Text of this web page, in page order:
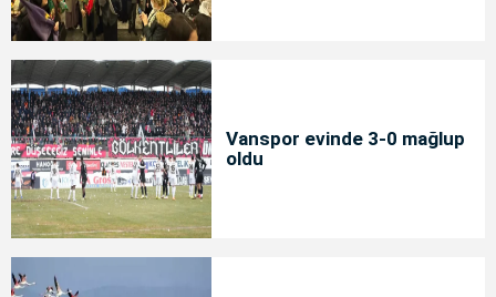
Vanspor evinde 3-0 mağlup
oldu